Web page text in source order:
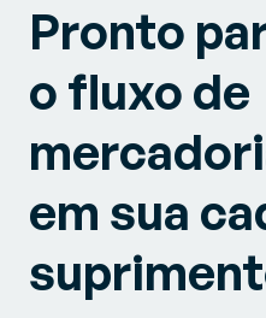
Pronto
o fluxo de
em sua